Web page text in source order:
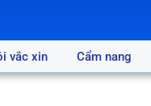
vắc xin Cẩm nang